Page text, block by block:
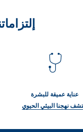
عناية عميقة للبشرة
نهجنا البيئي الحيوي